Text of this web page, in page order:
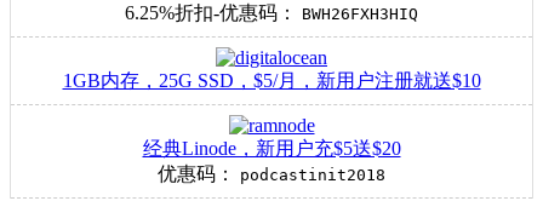
6.25%折扣-优惠码：
BWH26FXH3HIQ
1GB内存，25G SSD，$5/月，新用户注册就送$10
经典Linode，新用户充$5送$20
优惠码：
podcastinit2018